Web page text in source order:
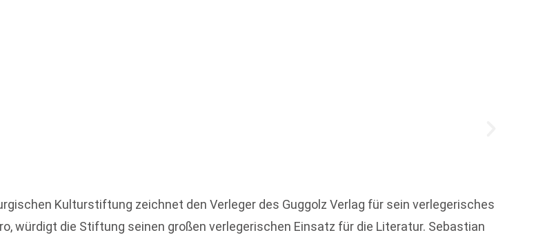
Kulturstiftung zeichnet den Verleger des Guggolz Verlag für sein verlegerisches
würdigt die Stiftung seinen großen verlegerischen Einsatz für die Literatur. Sebastian